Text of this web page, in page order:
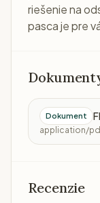
riešenie na
pasca je pre
Dokument
application/
Recenzie